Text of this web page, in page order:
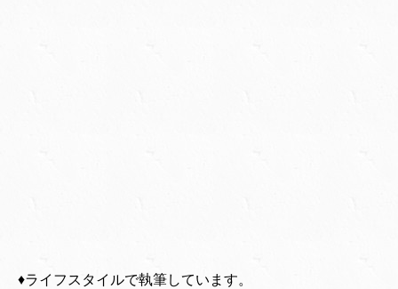
♦︎ライフスタイルで執筆しています。